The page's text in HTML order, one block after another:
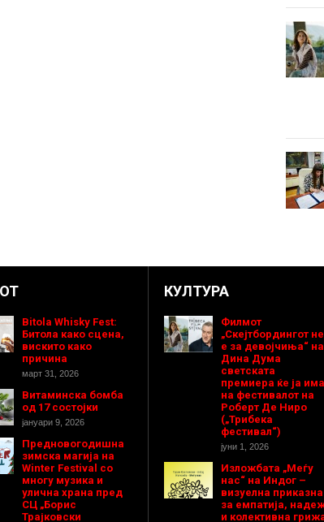
Bitola Whisky Fest:
Битола како сцена,
вискито како
причина
март 31, 2026
Витаминска бомба
од 17 состојки
јануари 9, 2026
Предновогодишнa
зимска магија на
Winter Festival со
многу музика и
улична храна пред
СЦ „Борис
Трајковски
КУЛТУРА
Филмот
„Скејтбордингот не
е за девојчиња“ на
Дина Дума
светската
премиера ќе ја има
на фестивалот на
Роберт Де Ниро
(„Трибека
фестивал“)
јуни 1, 2026
Изложбата „Меѓу
нас“ на Индог –
визуелна приказна
за емпатија,
и колективна